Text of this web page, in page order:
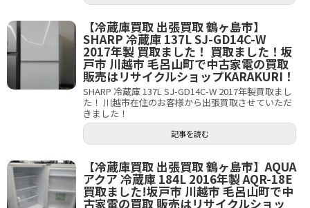
【冷蔵庫買取 出張買取 鶴ヶ島市】
SHARP 冷蔵庫 137L SJ-GD14C-W
2017年製 買取ました！ 買取ました！坂
戸市 川越市 毛呂山町で中古家電の買取
販売はリサイクルショップKARAKURI！
SHARP 冷蔵庫 137L SJ-GD14C-W 2017年製買取まし
た！ 川越市在住のお客様から出張買取させていただ
きました！
記事を読む
【冷蔵庫買取 出張買取 鶴ヶ島市】AQUA
アクア 冷蔵庫 184L 2016年製 AQR-18E
買取ました!坂戸市 川越市 毛呂山町で中
古家電の買取 販売はリサイクルショッ